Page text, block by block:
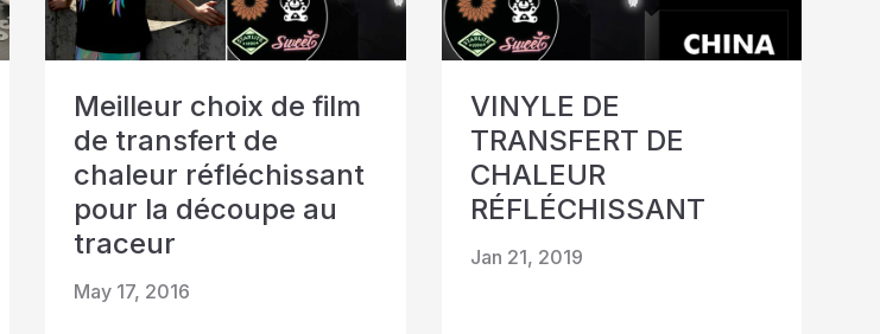
Meilleur choix de film
de transfert de
chaleur réfléchissant
pour la découpe au
traceur
May 17, 2016
VINYLE DE
TRANSFERT DE
CHALEUR
RÉFLÉCHISSANT
Jan 21, 2019